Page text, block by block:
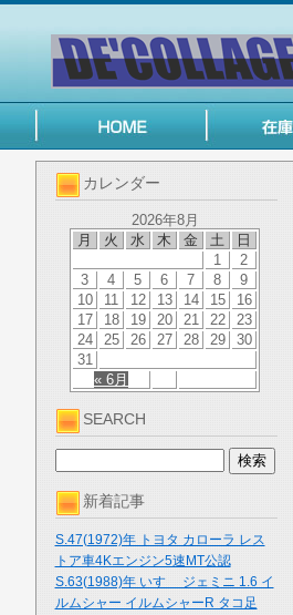
カレンダー
2026年8月
月
火 水 木 金 土 日
« 6月
1
2
3
4 5 6 7 8
9
10
11 12 13 14 15
16
17
18 19 20 21 22
23
24
25 26 27 28 29
30
31
SEARCH
新着記事
S.47(1972)年 トヨタ カローラ レス
トア車4Kエンジン5速MT公認
S.63(1988)年 いすゞ ジェミニ 1.6 イ
ルムシャー イルムシャーR タコ足